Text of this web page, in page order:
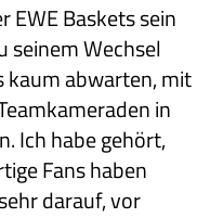
EWE Baskets sein
seinem Wechsel
kaum abwarten, mit
in
Ich habe gehört,
Fans haben
darauf, vor